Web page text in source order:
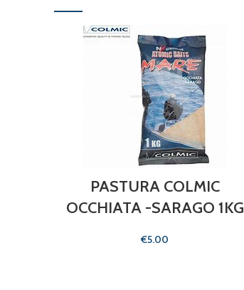
PASTURA COLMIC
OCCHIATA -SARAGO 1KG
€